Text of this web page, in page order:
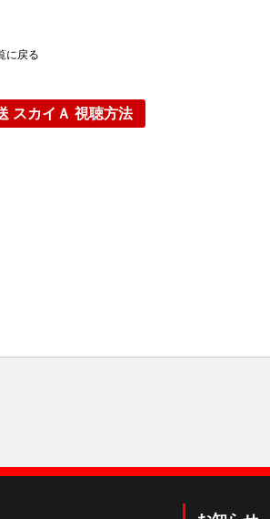
に戻る
スカイＡ 視聴方法